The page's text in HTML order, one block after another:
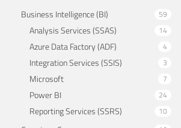
Business Intelligence (BI) 59
Analysis Services (SSAS) 14
Azure Data Factory (ADF) 4
Integration Services (SSIS) 3
Microsoft 7
Power BI 24
Reporting Services (SSRS) 10